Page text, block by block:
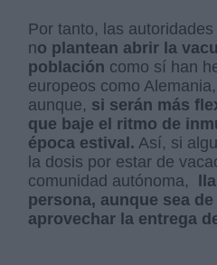
Por tanto, las
no plantean abrir la
población como sí han
europeos como
aunque, si serán más
que baje el ritmo de
época estival. Así, si
la dosis por estar de
comunidad autónoma,
persona, aunque sea
aprovechar la entrega